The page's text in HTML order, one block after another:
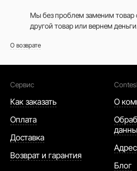
Мы без проблем заменим товар
другой товар или вернем
О возврате
Сервис
Как заказать
Оплата
Доставка
Возврат и гарантия
О
Блог